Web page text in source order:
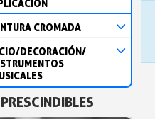
CROMADA
DECORACIÓN/